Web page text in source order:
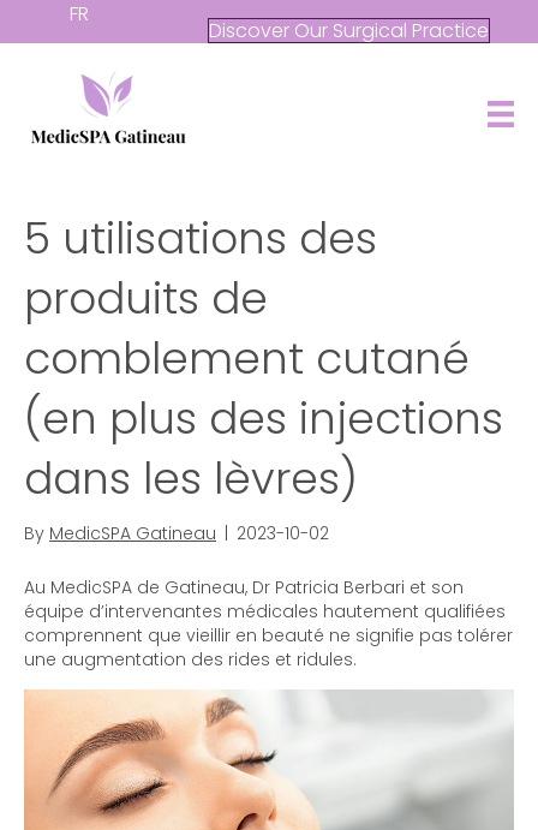
FR
Discover Our Surgical Practice
5 utilisations des
produits de
comblement cutané
(en plus des injections
dans les lèvres)
By MedicSPA Gatineau 2023-10-02
Au MedicSPA de Gatineau, Dr Patricia Berbari et son
équipe d’intervenantes médicales hautement qualifiées
comprennent que vieillir en beauté ne signifie pas tolérer
une augmentation des rides et ridules.